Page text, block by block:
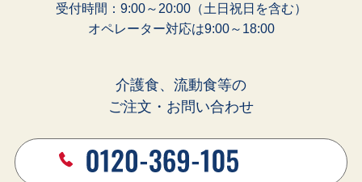
受付時間：9:00～20:00（土日祝日を含む）
オペレーター対応は9:00～18:00
介護食、流動食等の
ご注文・お問い合わせ